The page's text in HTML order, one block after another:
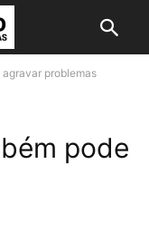
problemas
pode